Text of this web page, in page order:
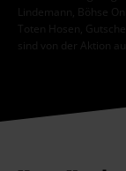
Lindemann, Böhse
Toten Hosen,
sind von der Aktion